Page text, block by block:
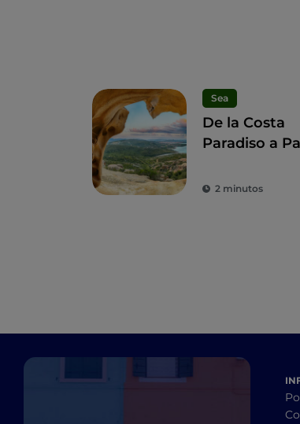
Sea
De la Costa
Paradiso a
cultura
2 minutos